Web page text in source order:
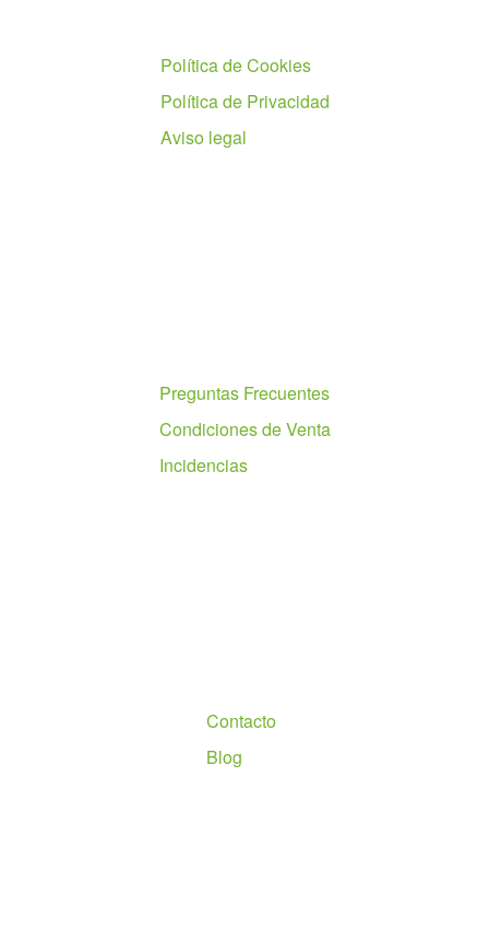
Política de Cookies
Política de Privacidad
Aviso legal
Preguntas Frecuentes
Condiciones de Venta
Incidencias
Contacto
Blog